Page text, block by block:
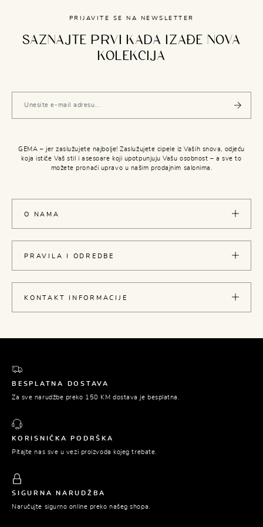
PRIJAVITE SE NA NEWSLETTER
SAZNAJTE PRVI KADA IZAĐE NOVA
KOLEKCIJA
GEMA – jer zaslužujete najbolje! Zaslužujete cipele iz Vaših snova, odjeću
koja ističe Vaš stil i asesoare koji upotpunjuju Vašu osobnost – a sve to
možete pronaći upravo u našim prodajnim salonima.
O NAMA
PRAVILA I ODREDBE
KONTAKT INFORMACIJE
BESPLATNA DOSTAVA
Za sve narudžbe preko 150 KM dostava je besplatna.
KORISNIČKA PODRŠKA
Pitajte nas sve u vezi proizvoda kojeg trebate.
SIGURNA NARUDŽBA
Naručujte sigurno online preko našeg shopa.